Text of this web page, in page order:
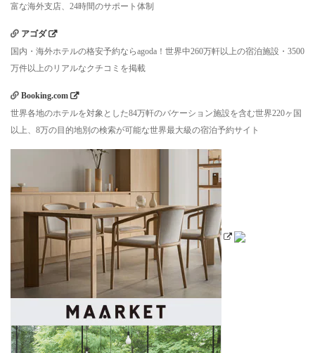
富な海外支店、24時間のサポート体制
アゴダ
国内・海外ホテルの格安予約ならagoda！世界中260万軒以上の宿泊施設・3500
万件以上のリアルなクチコミを掲載
Booking.com
世界各地のホテルを対象とした84万軒のバケーション施設を含む世界220ヶ国
以上、8万の目的地別の検索が可能な世界最大級の宿泊予約サイト